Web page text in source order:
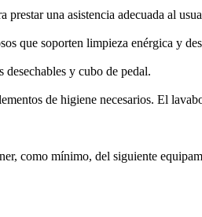
una asistencia adecuada al
que soporten limpieza enérgica y
desechables y cubo de pedal.
de higiene necesarios. El
como mínimo, del siguiente